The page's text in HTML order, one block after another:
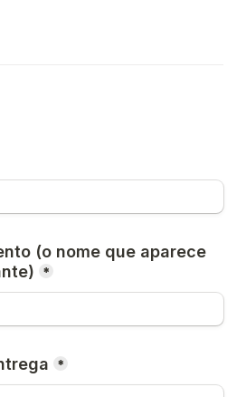
(o nome que aparece
*
*